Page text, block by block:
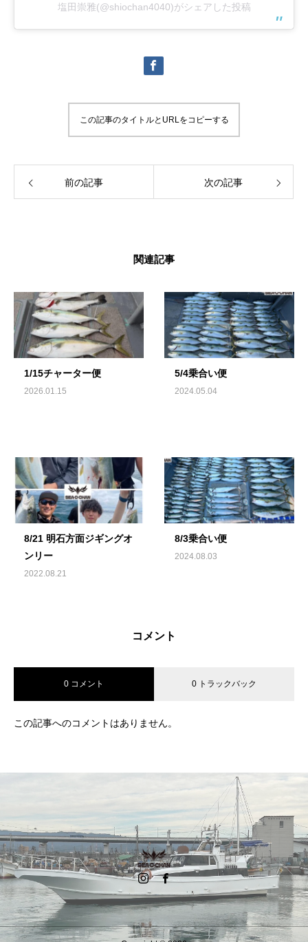
塩田崇雅(@shiochan4040)がシェアした投稿
この記事のタイトルとURLをコピーする
前の記事 次の記事
関連記事
1/15チャーター便
2026.01.15
5/4乗合い便
2024.05.04
8/21 明石方面ジギングオ
ンリー
2022.08.21
8/3乗合い便
2024.08.03
コメント
0 コメント 0 トラックバック
この記事へのコメントはありません。